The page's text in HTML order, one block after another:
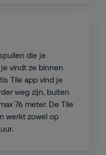
die je
vindt ze binnen
Tile app vind je
weg zijn, buiten
76 meter. De Tile
werkt zowel op